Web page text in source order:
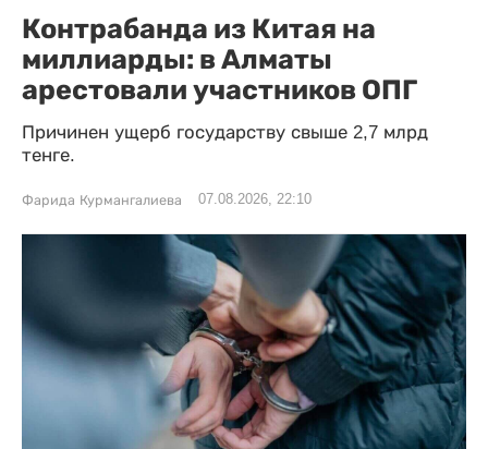
Контрабанда из Китая на
миллиарды: в Алматы
арестовали участников ОПГ
Причинен ущерб государству свыше 2,7 млрд
тенге.
Фарида Курмангалиева 07.08.2026, 22:10